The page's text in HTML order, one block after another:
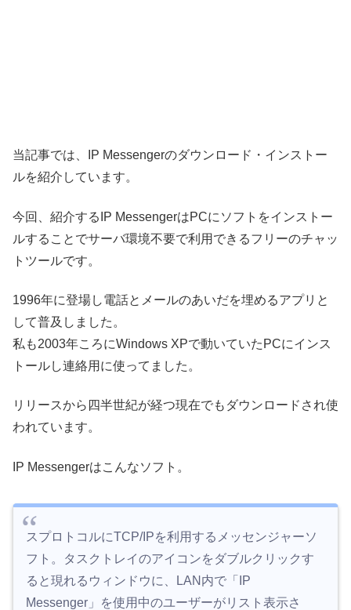
当記事では、IP Messengerのダウンロード・インストー
ルを紹介しています。
今回、紹介するIP MessengerはPCにソフトをインストー
ルすることでサーバ環境不要で利用できるフリーのチャッ
トツールです。
1996年に登場し電話とメールのあいだを埋めるアプリと
して普及しました。
私も2003年ころにWindows XPで動いていたPCにインス
トールし連絡用に使ってました。
リリースから四半世紀が経つ現在でもダウンロードされ使
われています。
IP Messengerはこんなソフト。
スプロトコルにTCP/IPを利用するメッセンジャーソ
フト。タスクトレイのアイコンをダブルクリックす
ると現れるウィンドウに、LAN内で「IP
Messenger」を使用中のユーザーがリスト表示さ